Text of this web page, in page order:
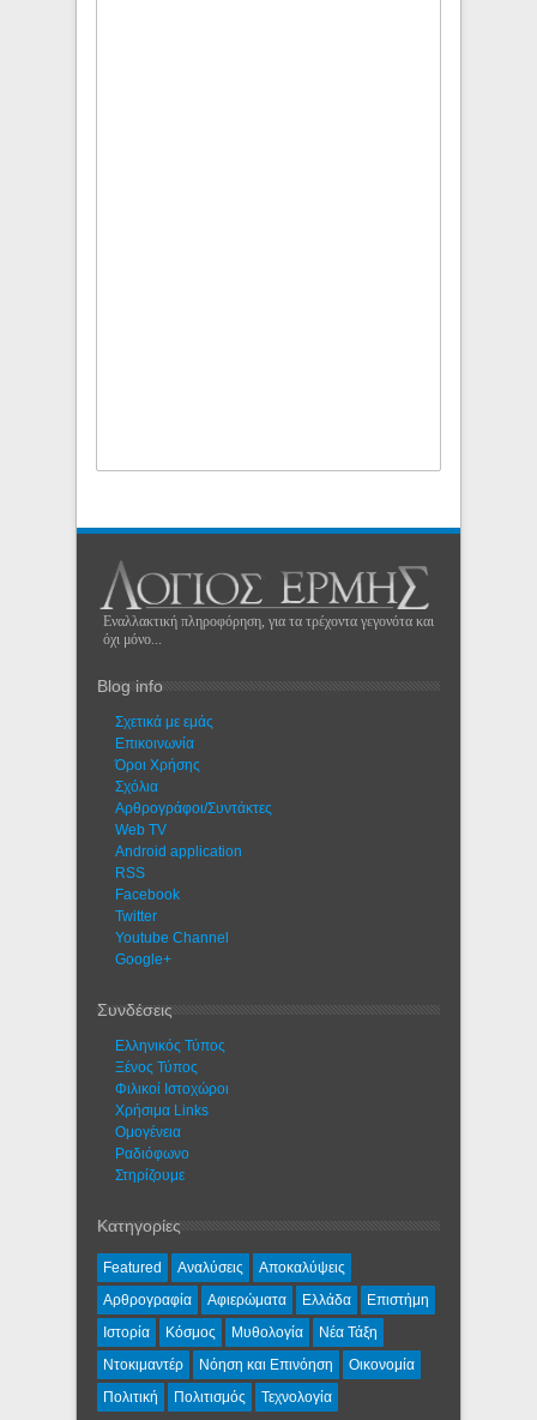
Εναλλακτική πληροφόρηση, για τα τρέχοντα γεγονότα και
όχι μόνο...
Blog info
Σχετικά με εμάς
Eπικοινωνία
Όροι Χρήσης
Σχόλια
Αρθρογράφοι/Συντάκτες
Web TV
Android application
RSS
Facebook
Twitter
Youtube Channel
Google+
Συνδέσεις
Ελληνικός Τύπος
Ξένος Τύπος
Φιλικοί Ιστοχώροι
Χρήσιμα Links
Ομογένεια
Ραδιόφωνο
Στηρίζουμε
Κατηγορίες
Featured Αναλύσεις
Αποκαλύψεις
Αρθρογραφία
Αφιερώματα Ελλάδα
Επιστήμη
Ιστορία
Κόσμος Μυθολογία
Νέα Τάξη
Ντοκιμαντέρ
Νόηση και Επινόηση
Οικονομία
Πολιτική
Πολιτισμός Τεχνολογία